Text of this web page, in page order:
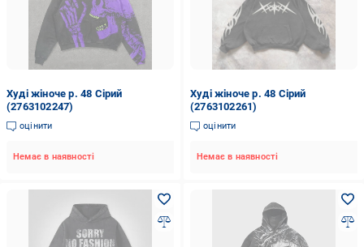
Худі жіноче р. 48 Сірий
(2763102247)
оцінити
Немає в наявності
Худі жіноче р. 48 Сірий
(2763102261)
оцінити
Немає в наявності